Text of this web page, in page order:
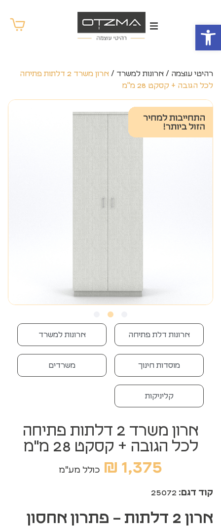
פתח סרגל נגישות
רהיטי עוצמה / ארונות למשרד /
ארון משרד 2 דלתות פתיחה
לכל הגובה + קסקט 28 מ"מ
ארונות דלת פתיחה ארונות למשרד
מוסדות חינוך משרדים
קליניקות
ארון משרד 2 דלתות פתיחה
לכל הגובה + קסקט 28 מ"מ
1,375
₪ כולל מע"מ
קוד דגם:
ארון 2 דלתות – פתרון אחסון